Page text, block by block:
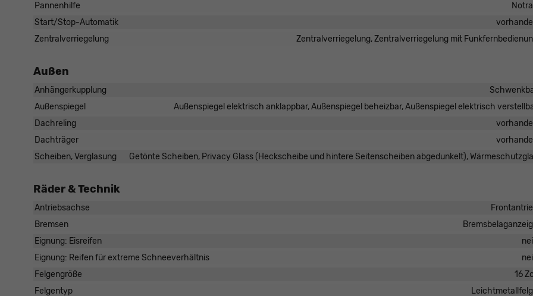
Pannenhilfe
Start/Stop-Automatik
Zentralverriegelung
Zentralverriegelung, Zentralverriegelung mit
Außen
Anhängerkupplung
Außenspiegel
Außenspiegel elektrisch anklappbar, Außenspiegel beheizbar, Außenspiegel elektrisch
Dachreling
Dachträger
Scheiben, Verglasung
Getönte Scheiben, Privacy Glass (Heckscheibe und hintere Seitenscheiben abgedunkelt),
Räder & Technik
Antriebsachse
Bremsen
Eignung: Eisreifen
Eignung: Reifen für extreme Schneeverhältnis
Felgengröße
16
Felgentyp